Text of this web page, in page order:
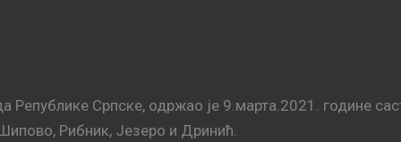
Републике Српске, одржао је 9.марта.2021. године
Рибник, Језеро и Дринић.